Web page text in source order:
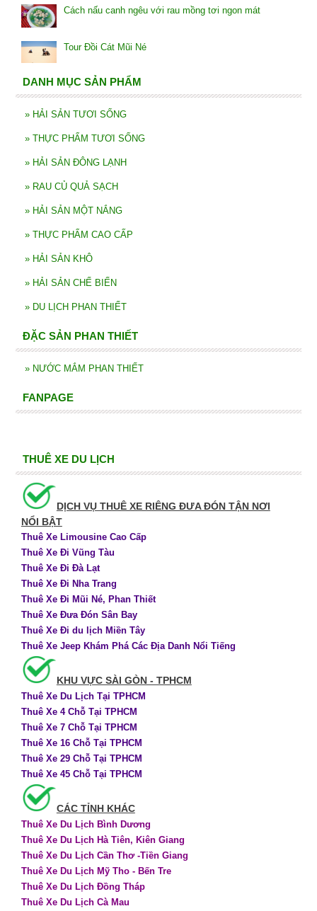
Cách nấu canh ngêu với rau mồng tơi ngon mát
Tour Đồi Cát Mũi Né
DANH MỤC SẢN PHẨM
» HẢI SẢN TƯƠI SỐNG
» THỰC PHẨM TƯƠI SỐNG
» HẢI SẢN ĐÔNG LẠNH
» RAU CỦ QUẢ SẠCH
» HẢI SẢN MỘT NẮNG
» THỰC PHẨM CAO CẤP
» HẢI SẢN KHÔ
» HẢI SẢN CHẾ BIẾN
» DU LỊCH PHAN THIẾT
ĐẶC SẢN PHAN THIẾT
» NƯỚC MẮM PHAN THIẾT
FANPAGE
THUÊ XE DU LỊCH
DỊCH VỤ THUÊ XE RIÊNG ĐƯA ĐÓN TẬN NƠI
NỔI BẬT
Thuê Xe Limousine Cao Cấp
Thuê Xe Đi Vũng Tàu
Thuê Xe Đi Đà Lạt
Thuê Xe Đi Nha Trang
Thuê Xe Đi Mũi Né, Phan Thiết
Thuê Xe Đưa Đón Sân Bay
Thuê Xe Đi du lịch Miền Tây
Thuê Xe Jeep Khám Phá Các Địa Danh Nổi Tiếng
KHU VỰC SÀI GÒN - TPHCM
Thuê Xe Du Lịch Tại TPHCM
Thuê Xe 4 Chỗ Tại TPHCM
Thuê Xe 7 Chỗ Tại TPHCM
Thuê Xe 16 Chỗ Tại TPHCM
Thuê Xe 29 Chỗ Tại TPHCM
Thuê Xe 45 Chỗ Tại TPHCM
CÁC TỈNH KHÁC
Thuê Xe Du Lịch Bình Dương
Thuê Xe Du Lịch Hà Tiên, Kiên Giang
Thuê Xe Du Lịch Cần Thơ -Tiền Giang
Thuê Xe Du Lịch Mỹ Tho - Bến Tre
Thuê Xe Du Lịch Đồng Tháp
Thuê Xe Du Lịch Cà Mau